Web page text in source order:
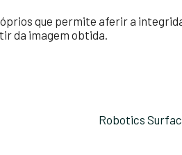
que permite aferir a
da imagem obtida.
Robotics